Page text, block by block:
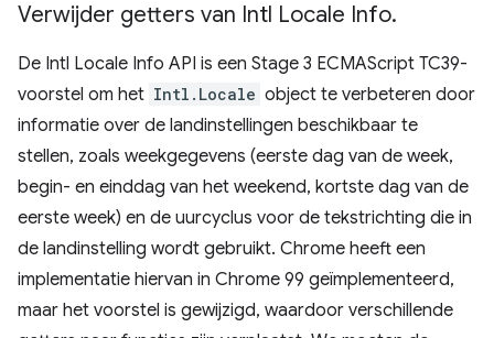
Verwijder getters van Intl Locale Info.
De Intl Locale Info API is een Stage 3 ECMAScript TC39-
voorstel om het Intl.Locale object te verbeteren door
informatie over de landinstellingen beschikbaar te
stellen, zoals weekgegevens (eerste dag van de week,
begin- en einddag van het weekend, kortste dag van de
eerste week) en de uurcyclus voor de tekstrichting die in
de landinstelling wordt gebruikt. Chrome heeft een
implementatie hiervan in Chrome 99 geïmplementeerd,
maar het voorstel is gewijzigd, waardoor verschillende